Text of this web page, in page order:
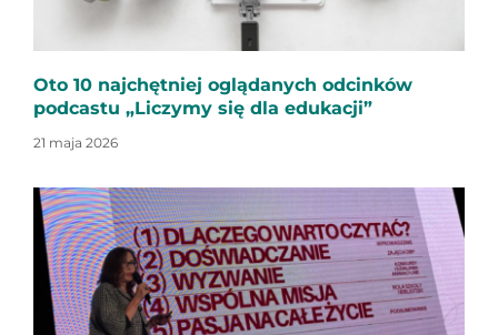
Oto 10 najchętniej oglądanych odcinków
podcastu „Liczymy się dla edukacji”
21 maja 2026